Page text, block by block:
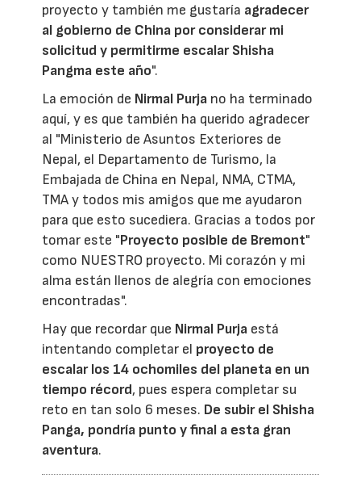
proyecto y también me gustaría agradecer
al gobierno de China por considerar mi
solicitud y permitirme escalar Shisha
Pangma este año".
La emoción de Nirmal Purja no ha terminado
aquí, y es que también ha querido agradecer
al "Ministerio de Asuntos Exteriores de
Nepal, el Departamento de Turismo, la
Embajada de China en Nepal, NMA, CTMA,
TMA y todos mis amigos que me ayudaron
para que esto sucediera. Gracias a todos por
tomar este "Proyecto posible de Bremont"
como NUESTRO proyecto. Mi corazón y mi
alma están llenos de alegría con emociones
encontradas".
Hay que recordar que Nirmal Purja está
intentando completar el proyecto de
escalar los 14 ochomiles del planeta en un
tiempo récord, pues espera completar su
reto en tan solo 6 meses. De subir el Shisha
Panga, pondría punto y final a esta gran
aventura.